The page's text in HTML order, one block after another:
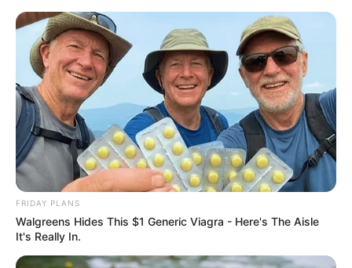
MENU
ET
WIDGETS
FRIDAY PLANS
Walgreens Hides This $1 Generic Viagra - Here's The Aisle
It's Really In.